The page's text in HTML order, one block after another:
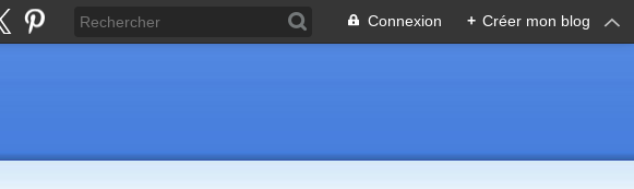
Connexion + Créer mon blog